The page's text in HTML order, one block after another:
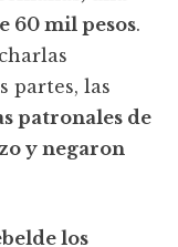
60 mil pesos.
partes, las
patronales de
y negaron
los